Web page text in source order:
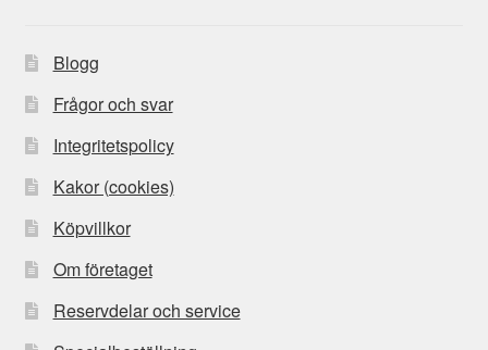
Blogg
Frågor och svar
Integritetspolicy
Kakor (cookies)
Köpvillkor
Om företaget
Reservdelar och service